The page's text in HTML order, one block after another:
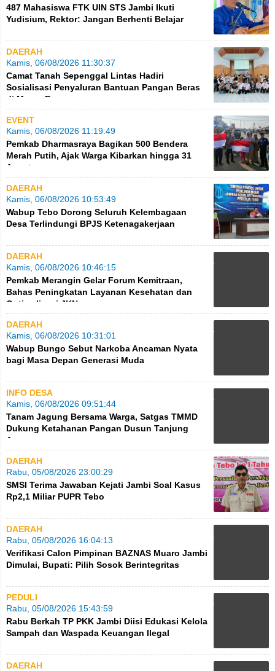
487 Mahasiswa FTK UIN STS Jambi Ikuti
Yudisium, Rektor: Jangan Berhenti Belajar
DAERAH
Kamis, 06/08/2026 11:30:37
Camat Tanah Sepenggal Lintas Hadiri
Sosialisasi Penyaluran Bantuan Pangan Beras
di Muara Bungo
EVENT
Kamis, 06/08/2026 11:19:49
Pemkab Dharmasraya Bagikan 500 Bendera
Merah Putih, Ajak Warga Kibarkan hingga 31
Agustus
DAERAH
Kamis, 06/08/2026 10:53:49
Wabup Tebo Dorong Seluruh Kelembagaan
Desa Terlindungi BPJS Ketenagakerjaan
DAERAH
Kamis, 06/08/2026 10:46:15
Pemkab Merangin Gelar Forum Kemitraan,
Bahas Peningkatan Layanan Kesehatan dan
Optimalisasi JKN
DAERAH
Kamis, 06/08/2026 10:31:01
Wabup Bungo Sebut Narkoba Ancaman Nyata
bagi Masa Depan Generasi Muda
INFO DESA
Kamis, 06/08/2026 09:51:44
Tanam Jagung Bersama Warga, Satgas TMMD
Dukung Ketahanan Pangan Dusun Tanjung
Agung
DAERAH
Rabu, 05/08/2026 23:00:29
SMSI Terima Jawaban Kejati Jambi Soal Kasus
Rp2,1 Miliar PUPR Tebo
DAERAH
Rabu, 05/08/2026 16:04:13
Verifikasi Calon Pimpinan BAZNAS Muaro Jambi
Dimulai, Bupati: Pilih Sosok Berintegritas
PEDULI
Rabu, 05/08/2026 15:43:59
Rabu Berkah TP PKK Jambi Diisi Edukasi Kelola
Sampah dan Waspada Keuangan Ilegal
DAERAH